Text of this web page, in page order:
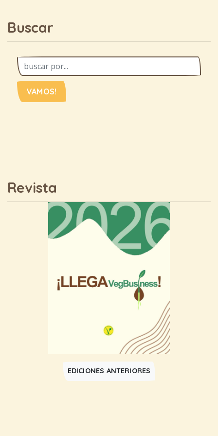
Buscar
VAMOS!
Revista
EDICIONES ANTERIORES